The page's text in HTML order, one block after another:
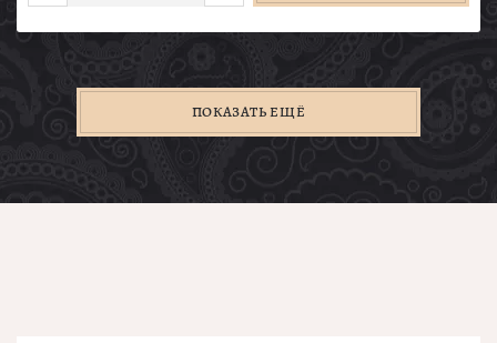
ПОКАЗАТЬ ЕЩЁ